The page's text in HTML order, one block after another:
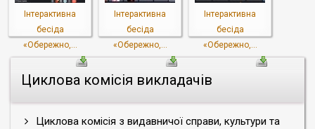
Циклова комісія викладачів
Циклова комісія з видавничої справи, культури та
Інтерактивна
бесіда
«Обережно,...
Інтерактивна
бесіда
«Обережно,...
Інтерактивна
бесіда
«Обережно,...